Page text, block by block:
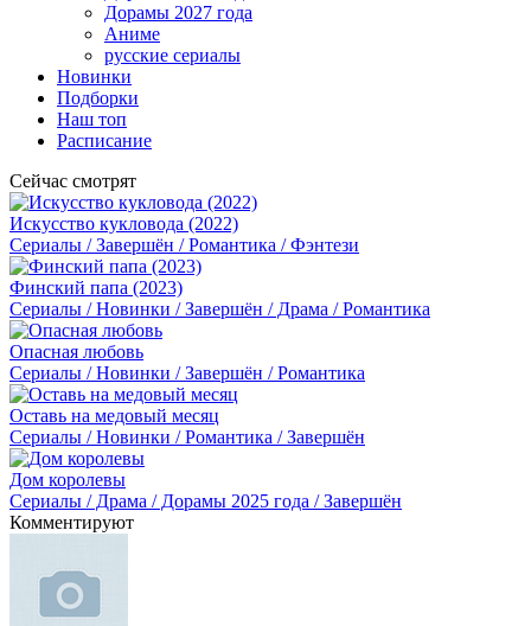
Дорамы 2027 года
Аниме
русские сериалы
Новинки
Подборки
Наш топ
Расписание
Сейчас смотрят
Искусство кукловода (2022)
Сериалы / Завершён / Романтика / Фэнтези
Финский папа (2023)
Сериалы / Новинки / Завершён / Драма / Романтика
Опасная любовь
Сериалы / Новинки / Завершён / Романтика
Оставь на медовый месяц
Сериалы / Новинки / Романтика / Завершён
Дом королевы
Сериалы / Драма / Дорамы 2025 года / Завершён
Комментируют